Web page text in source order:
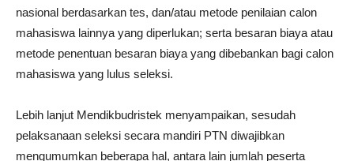
nasional berdasarkan tes, dan/atau metode penilaian calon
mahasiswa lainnya yang diperlukan; serta besaran biaya atau
metode penentuan besaran biaya yang dibebankan bagi calon
mahasiswa yang lulus seleksi.
Lebih lanjut Mendikbudristek menyampaikan, sesudah
pelaksanaan seleksi secara mandiri PTN diwajibkan
mengumumkan beberapa hal, antara lain jumlah peserta